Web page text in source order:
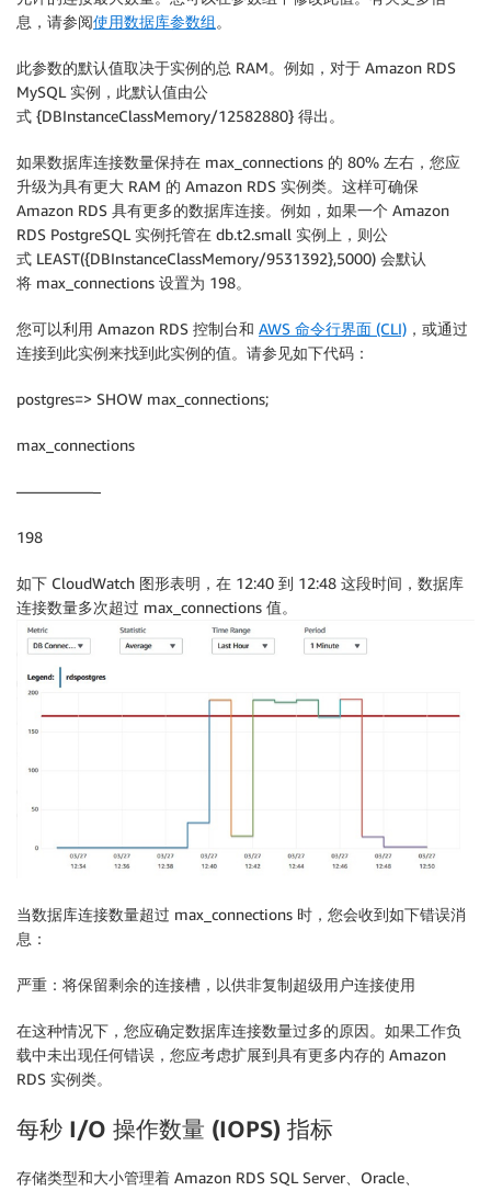
息，请参阅使用数据库参数组 。
此参数的默认值取决于实例的总 RAM。例如，对于 Amazon RDS
MySQL 实例，此默认值由公
式 {DBInstanceClassMemory/12582880} 得出。
如果数据库连接数量保持在 max_connections 的 80% 左右，您应
升级为具有更大 RAM 的 Amazon RDS 实例类。这样可确保
Amazon RDS 具有更多的数据库连接。例如，如果一个 Amazon
RDS PostgreSQL 实例托管在 db.t2.small 实例上，则公
式 LEAST({DBInstanceClassMemory/9531392},5000) 会默认
将 max_connections 设置为 198。
您可以利用 Amazon RDS 控制台和 AWS 命令行界面 (CLI) ，或通过
连接到此实例来找到此实例的值。请参见如下代码：
postgres=> SHOW max_connections;
max_connections
—————–
198
如下 CloudWatch 图形表明，在 12:40 到 12:48 这段时间，数据库
连接数量多次超过 max_connections 值。
当数据库连接数量超过 max_connections 时，您会收到如下错误消
息：
严重：将保留剩余的连接槽，以供非复制超级用户连接使用
在这种情况下，您应确定数据库连接数量过多的原因。如果工作负
载中未出现任何错误，您应考虑扩展到具有更多内存的 Amazon
RDS 实例类。
每秒 I/O 操作数量 (IOPS) 指标
存储类型和大小管理着 Amazon RDS SQL Server、Oracle、